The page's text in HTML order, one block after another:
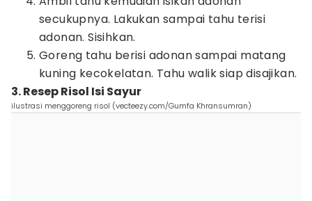
secukupnya. Lakukan sampai tahu terisi
adonan. Sisihkan.
Goreng tahu berisi adonan sampai matang
kuning kecokelatan. Tahu walik siap disajikan.
3. Resep Risol Isi Sayur
ilustrasi menggoreng risol (vecteezy.com/Gumfa Khransumran)